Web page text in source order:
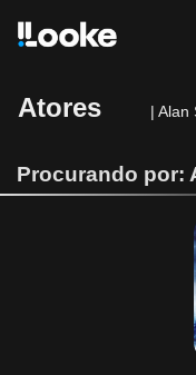
Atores | Alan
Procurando por: